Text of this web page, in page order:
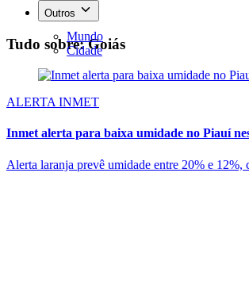
Outros
Mundo
Cidade
Tudo sobre: Goiás
ALERTA INMET
Inmet alerta para baixa umidade no Piauí
Alerta laranja prevê umidade entre 20% e 12%,